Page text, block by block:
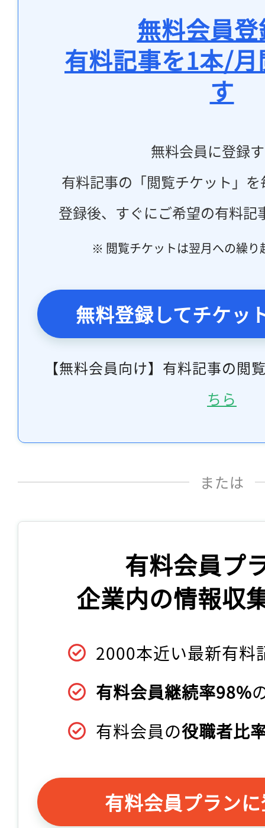
無料会員
有料記事を1本/
す
無料会員に登録
有料記事の「閲覧チケット」
登録後、すぐにご希望の有料記
※ 閲覧チケットは翌月への繰り
無料登録してチケッ
【無料会員向け】有料記事の閲
ちら
または
有料会員プ
企業内の情報収
2000本近い最新有料
有料会員継続率98%
有料会員の役職者比
有料会員プラン